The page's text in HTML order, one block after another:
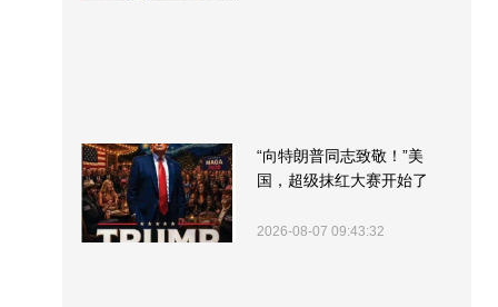
“向特朗普同志致敬！”美
国，超级抹红大赛开始了
2026-08-07 09:43:32